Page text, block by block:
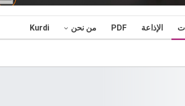
الإذاعة PDF من نحن Kurdi